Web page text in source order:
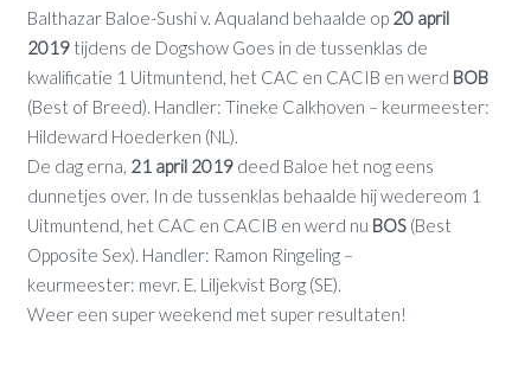
Balthazar Baloe-Sushi v. Aqualand behaalde op 20 april
2019tijdens de Dogshow Goes in de tussenklas de
kwalificatie 1 Uitmuntend, het CAC en CACIB en werd BOB
(Best of Breed). Handler: Tineke Calkhoven – keurmeester:
Hildeward Hoederken (NL).
De dag erna, 21 april 2019deed Baloe het nog eens
dunnetjes over. In de tussenklas behaalde hij wedereom 1
Uitmuntend, het CAC en CACIB en werd nu BOS(Best
Opposite Sex). Handler: Ramon Ringeling –
keurmeester: mevr. E. Liljekvist Borg (SE).
Weer een super weekend met super resultaten!